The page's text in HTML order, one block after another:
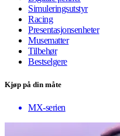
Simuleringsutstyr
Racing
Presentasjonsenheter
Musematter
Tilbehør
Bestselgere
Kjøp på din måte
MX-serien